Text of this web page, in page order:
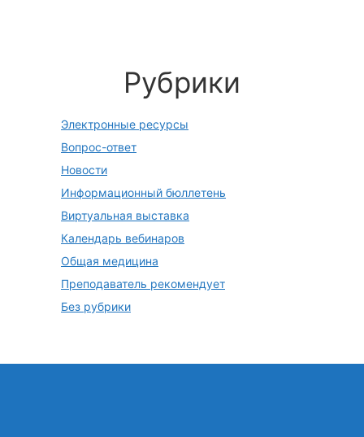
Рубрики
Электронные ресурсы
Вопрос-ответ
Новости
Информационный бюллетень
Виртуальная выставка
Календарь вебинаров
Общая медицина
Преподаватель рекомендует
Без рубрики